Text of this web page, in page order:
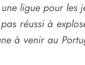
ligue pour les
réussi à
à venir au